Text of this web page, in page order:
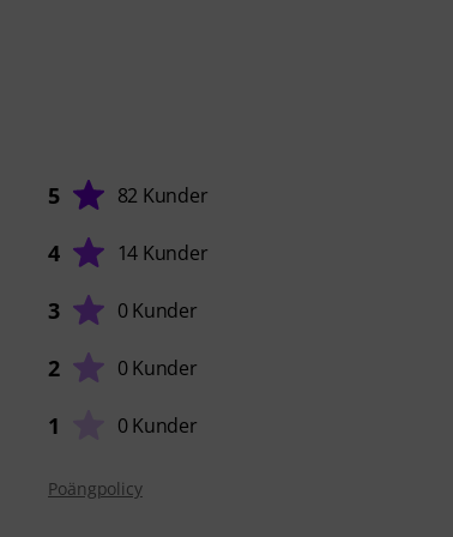
5 82 Kunder
4 14 Kunder
3 0 Kunder
2 0 Kunder
1 0 Kunder
Poängpolicy